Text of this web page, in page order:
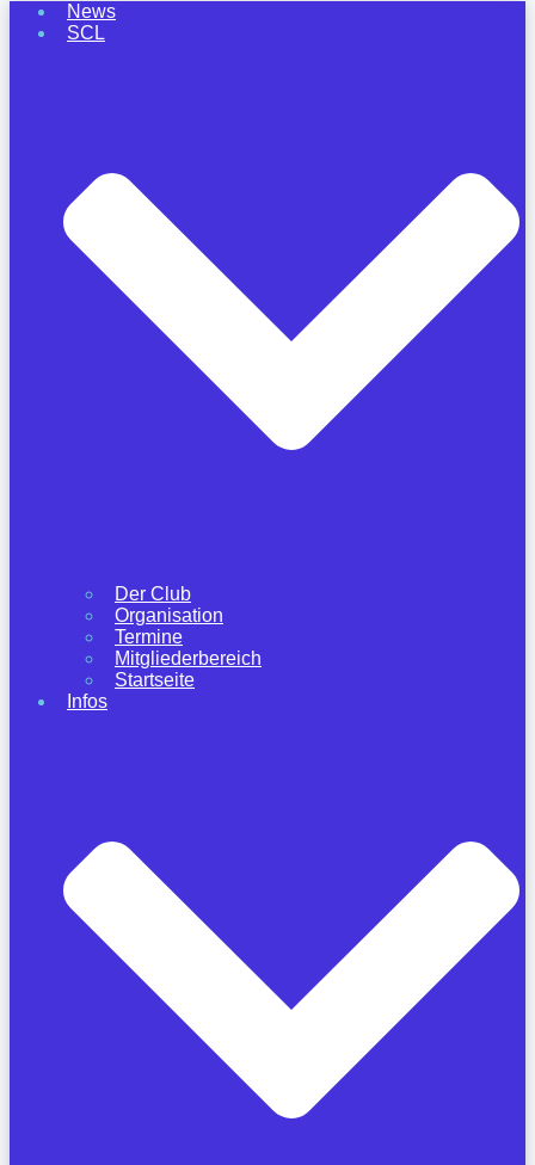
News
SCL
Der Club
Organisation
Termine
Mitgliederbereich
Startseite
Infos